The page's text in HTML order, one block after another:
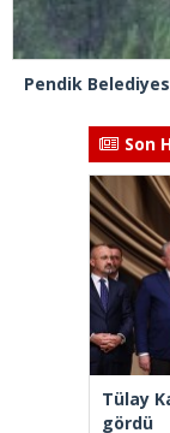
Son
Tülay
gördü